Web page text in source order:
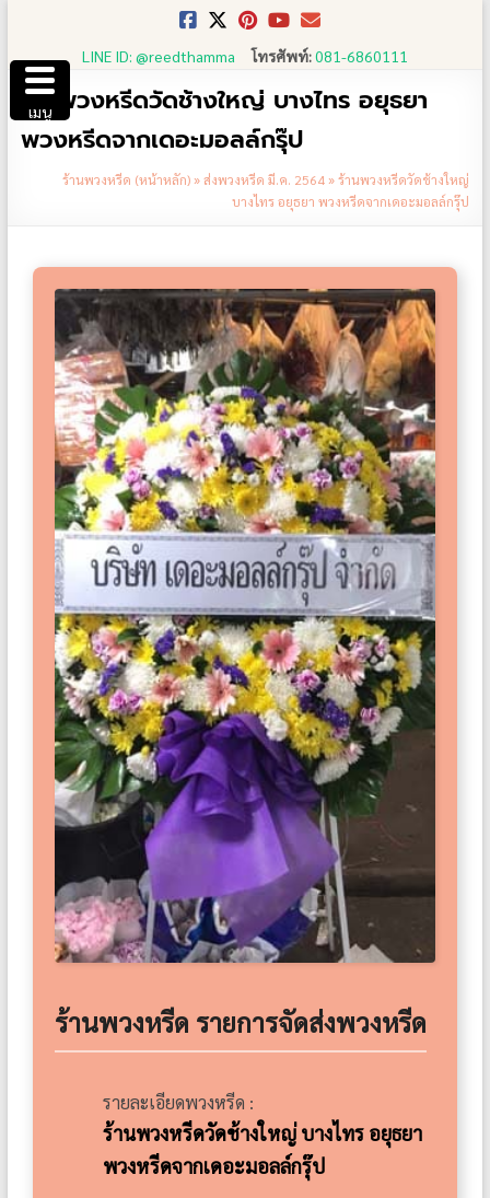
content
LINE ID: @reedthamma โทรศัพท์:081-6860111
ร้านพวงหรีดวัดช้างใหญ่ บางไทร อยุธยา
พวงหรีดจากเดอะมอลล์กรุ๊ป
ร้านพวงหรีด (หน้าหลัก)»ส่งพวงหรีด มี.ค. 2564»ร้านพวงหรีดวัดช้างใหญ่
บางไทร อยุธยา พวงหรีดจากเดอะมอลล์กรุ๊ป
ร้านพวงหรีด รายการจัดส่งพวงหรีด
รายละเอียดพวงหรีด :
ร้านพวงหรีดวัดช้างใหญ่ บางไทร อยุธยา
พวงหรีดจากเดอะมอลล์กรุ๊ป
เมนู